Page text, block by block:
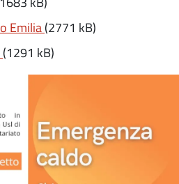
Emilia (2771 kB)
(1291 kB)